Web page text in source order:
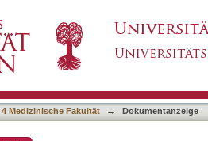
national
(NKLM)
4 Medizinische Fakultät → Dokumentanzeige